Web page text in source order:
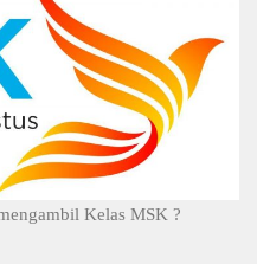
Kelas MSK ?